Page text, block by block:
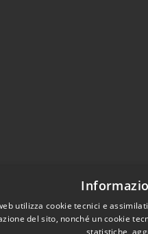
di accessibilità
utilizza cookie tecnici e
del sito, nonché un cookie
statistiche,